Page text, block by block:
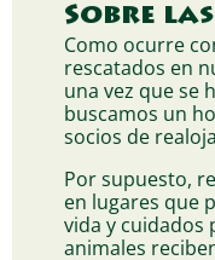
Sobre
Como ocurre
rescatados en
una vez que se
buscamos un
socios de
Por supuesto,
en lugares que
vida y cuidados
animales